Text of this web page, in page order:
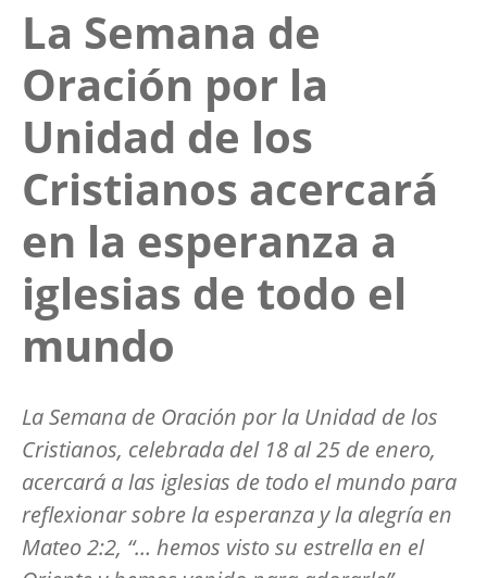
La Semana de
Oración por la
Unidad de los
Cristianos acercará
en la esperanza a
iglesias de todo el
mundo
La Semana de Oración por la Unidad de los
Cristianos, celebrada del 18 al 25 de enero,
acercará a las iglesias de todo el mundo para
reflexionar sobre la esperanza y la alegría en
Mateo 2:2, “… hemos visto su estrella en el